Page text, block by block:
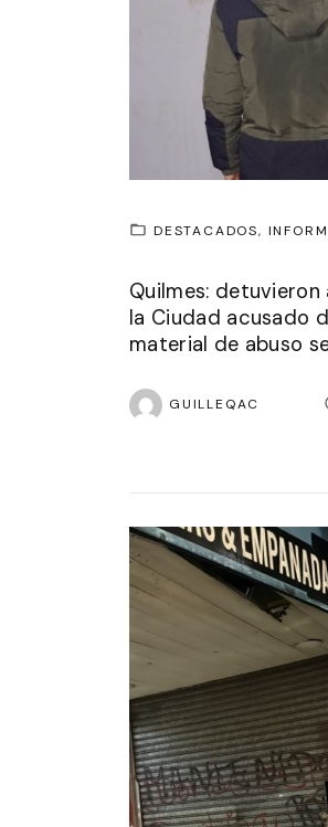
DESTACADOS
Quilmes:
la Ciudad acusado
material de abuso
GUILLEQAC